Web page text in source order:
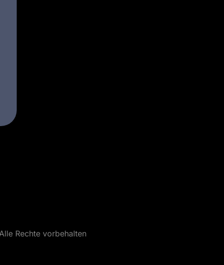
Rechte vorbehalten